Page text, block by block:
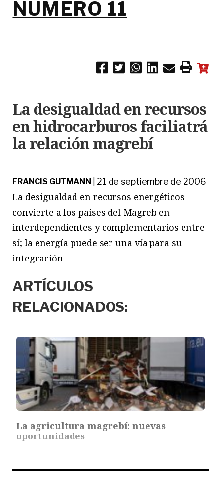
NÚMERO 11
La desigualdad en recursos
en hidrocarburos faciliatrá
la relación magrebí
FRANCIS GUTMANN 21 de septiembre de 2006
La desigualdad en recursos energéticos
convierte a los países del Magreb en
interdependientes y complementarios entre
sí; la energía puede ser una vía para su
integración
ARTÍCULOS
RELACIONADOS:
La agricultura magrebí: nuevas
oportunidades